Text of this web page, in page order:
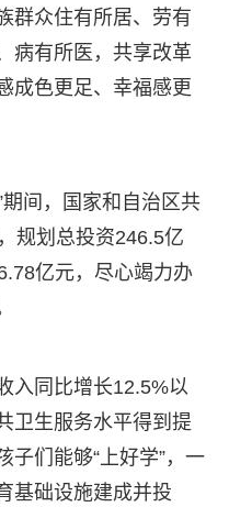
群众住有所居、劳有
病有所医，共享改革
成色更足、幸福感更
间，国家和自治区共
规划总投资246.5亿
亿元，尽心竭力办
入同比增长12.5%以
卫生服务水平得到提
子们能够“上好学”，一
基础设施建成并投